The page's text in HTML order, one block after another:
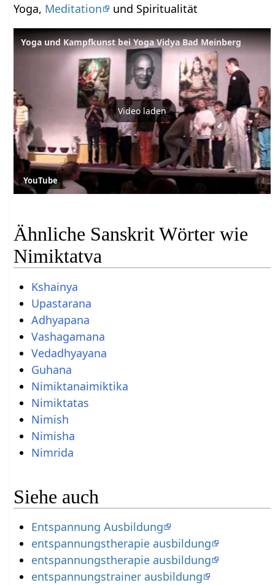
Yoga, Meditation und Spiritualität
Yoga und Kampfkunst bei Yoga Vidya Bad Meinberg
Video laden
YouTube
Ähnliche Sanskrit Wörter wie
Nimiktatva
Kshainya
Upastarana
Adhyapana
Vashagamana
Vedadhyayana
Guhana
Nimiktanaimiktika
Nimiktatas
Nimish
Nimisha
Nimrida
Siehe auch
Entspannung Ausbildung
entspannungstherapie ausbildung
entspannungstherapie ausbildung
entspannungstrainer ausbildung